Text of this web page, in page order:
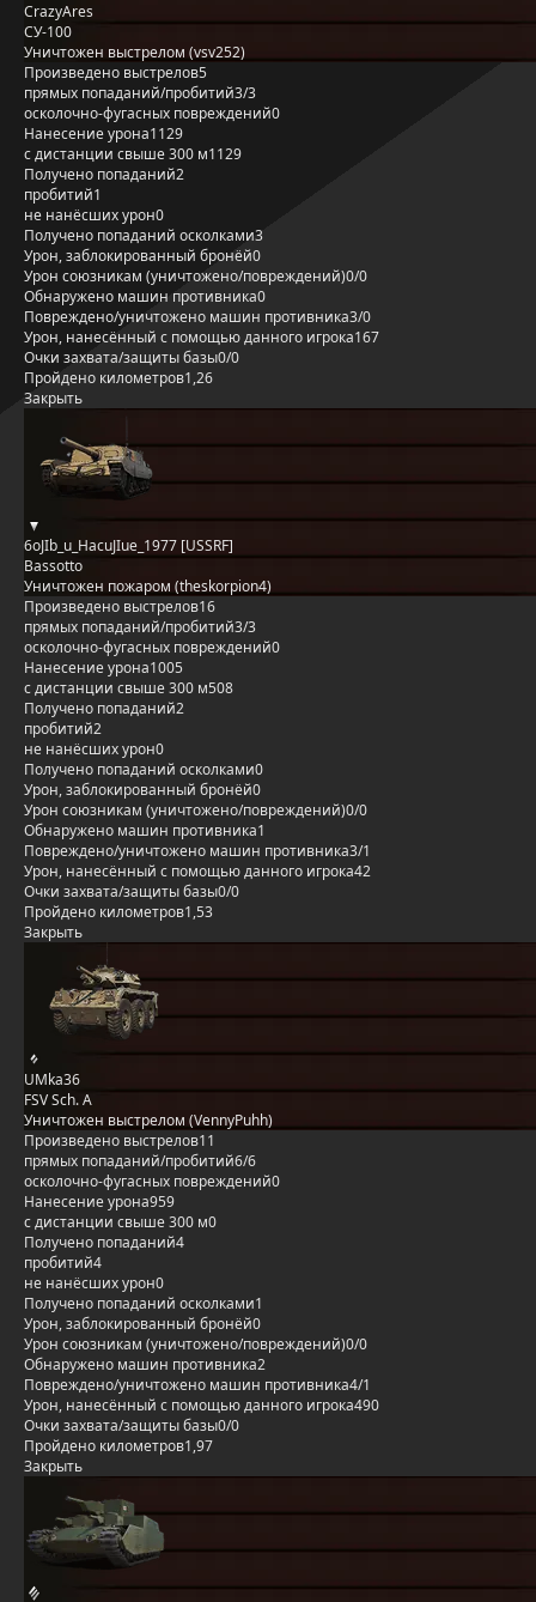
CrazyAres
СУ-100
Уничтожен выстрелом (vsv252)
Произведено выстрелов5
прямых попаданий/пробитий3/3
осколочно-фугасных повреждений0
Нанесение урона1129
с дистанции свыше 300 м1129
Получено попаданий2
пробитий1
не нанёсших урон0
Получено попаданий осколками3
Урон, заблокированный бронёй0
Урон союзникам (уничтожено/повреждений)0/0
Обнаружено машин противника0
Повреждено/уничтожено машин противника3/0
Урон, нанесённый с помощью данного игрока167
Очки захвата/защиты базы0/0
Пройдено километров1,26
Закрыть
6oJIb_u_HacuJIue_1977 [USSRF]
Bassotto
Уничтожен пожаром (theskorpion4)
Произведено выстрелов16
прямых попаданий/пробитий3/3
осколочно-фугасных повреждений0
Нанесение урона1005
с дистанции свыше 300 м508
Получено попаданий2
пробитий2
не нанёсших урон0
Получено попаданий осколками0
Урон, заблокированный бронёй0
Урон союзникам (уничтожено/повреждений)0/0
Обнаружено машин противника1
Повреждено/уничтожено машин противника3/1
Урон, нанесённый с помощью данного игрока42
Очки захвата/защиты базы0/0
Пройдено километров1,53
Закрыть
UMka36
FSV Sch. A
Уничтожен выстрелом (VennyPuhh)
Произведено выстрелов11
прямых попаданий/пробитий6/6
осколочно-фугасных повреждений0
Нанесение урона959
с дистанции свыше 300 м0
Получено попаданий4
пробитий4
не нанёсших урон0
Получено попаданий осколками1
Урон, заблокированный бронёй0
Урон союзникам (уничтожено/повреждений)0/0
Обнаружено машин противника2
Повреждено/уничтожено машин противника4/1
Урон, нанесённый с помощью данного игрока490
Очки захвата/защиты базы0/0
Пройдено километров1,97
Закрыть